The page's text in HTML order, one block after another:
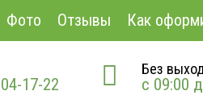
Фото Отзывы Как
17-22
Без
с 09:00